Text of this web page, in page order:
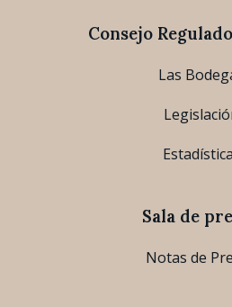
Consejo
Las
Sala de
Notas de